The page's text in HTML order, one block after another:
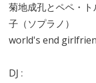
菊地成孔とペペ・
子（ソプラノ）
world's end
DJ :